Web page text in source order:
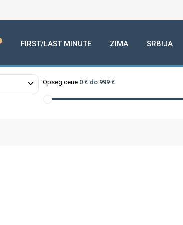
FIRST/LAST MINUTE ZIMA SRBIJA
Opseg cene 0 € do 999 €